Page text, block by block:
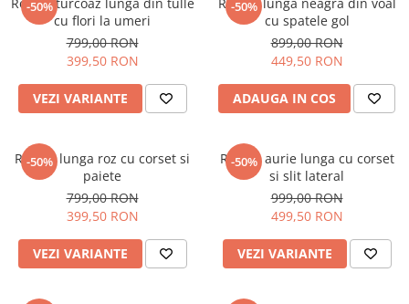
-50%
cu flori la umeri
799,00 RON
399,50 RON
VEZI VARIANTE
-50%
cu spatele gol
899,00 RON
449,50 RON
ADAUGA IN COS
-50%
Rochie lunga roz cu corset si
paiete
799,00 RON
399,50 RON
VEZI VARIANTE
-50%
Rochie aurie lunga cu corset
si slit lateral
999,00 RON
499,50 RON
VEZI VARIANTE